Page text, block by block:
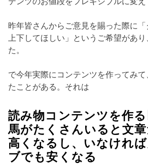
昨年皆さんからご意見を賜った際に
上下してほしい」というご希望があ
た。
で今年実際にコンテンツを作ってみ
たことがある。それは
読み物コンテンツを作
馬がたくさんいると文
高くなるし、いなけれ
ブでも安くなる